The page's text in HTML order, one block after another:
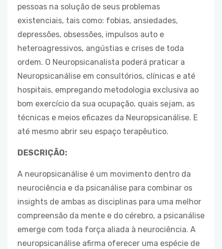
pessoas na solução de seus problemas
existenciais, tais como: fobias, ansiedades,
depressões, obsessões, impulsos auto e
heteroagressivos, angústias e crises de toda
ordem. O Neuropsicanalista poderá praticar a
Neuropsicanálise em consultórios, clínicas e até
hospitais, empregando metodologia exclusiva ao
bom exercício da sua ocupação, quais sejam, as
técnicas e meios eficazes da Neuropsicanálise. E
até mesmo abrir seu espaço terapêutico.
DESCRIÇÃO:
A neuropsicanálise é um movimento dentro da
neurociência e da psicanálise para combinar os
insights de ambas as disciplinas para uma melhor
compreensão da mente e do cérebro, a psicanálise
emerge com toda força aliada à neurociência. A
neuropsicanálise afirma oferecer uma espécie de